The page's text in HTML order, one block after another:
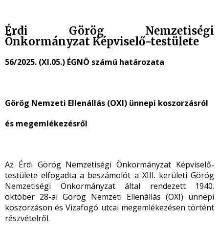
Érdi Görög Nemzetiségi
Önkormányzat Képviselő-testülete
56/2025. (XI.05.) ÉGNÖ számú határozata
Görög Nemzeti Ellenállás (OXI) ünnepi koszorzásról
és megemlékezésről
Az Érdi Görög Nemzetiségi Önkormányzat Képviselő-
testülete elfogadta a beszámolót a XIII. kerületi Görög
Nemzetiségi Önkormányzat által rendezett 1940.
október 28-ai Görög Nemzeti Ellenállás (OXI) ünnepi
koszorzáson és Vizafogó utcai megemlékezésen történt
részvételről.